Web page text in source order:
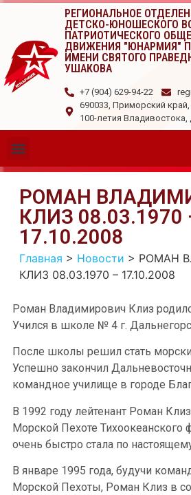
РЕГИОНАЛЬНОЕ
ДЕТСКО-ЮНОШЕСКОГО
ПАТРИОТИЧЕСКОГО
ДВИЖЕНИЯ "ЮНАРМИЯ"
ИМЕНИ СВЯТОГО
УШАКОВА
+7 (904) 629-94-22
690033, Приморский
100-летия Владивостока,
РОМАН
КЛИЗ 08.03.1970
17.10.2008
Главная > Новости > РОМАН
КЛИЗ 08.03.1970 – 17.10.2008
Роман Владимирович Клиз
Учился в школе № 4 г.
После школы решил стать
Успешно закончил
командное училище в городе
В 1992 году лейтенант Роман
Морской Пехоте Тихоокеанского
очень быстро стала по
В январе 1995 года, будучи
Морской Пехоты, Роман Клиз в